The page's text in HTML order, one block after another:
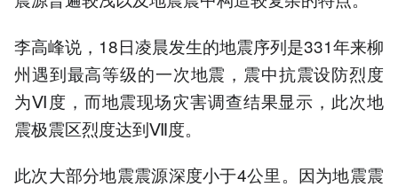
李高峰说，18日凌晨发生的地震序列是331年来柳
州遇到最高等级的一次地震，震中抗震设防烈度
为Ⅵ度，而地震现场灾害调查结果显示，此次地
震极震区烈度达到Ⅶ度。
此次大部分地震震源深度小于4公里。因为地震震